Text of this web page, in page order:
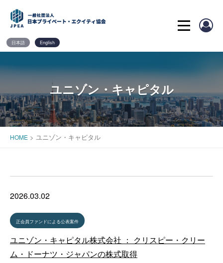
content
日本語 English
ユニゾン・キャピタル
HOME > ユニゾン・キャピタル
2026.03.02
正会員ファンドによる公表案件
ユニゾン・キャピタル株式会社 ： クリスピー・クリー
ム・ドーナツ・ジャパンの株式取得